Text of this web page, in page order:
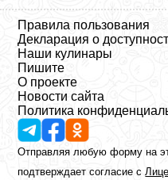
Правила пользования
Декларация о
Наши кулинары
Пишите
О проекте
Новости сайта
Политика
Отправляя любую форму на
подтверждает согласие с